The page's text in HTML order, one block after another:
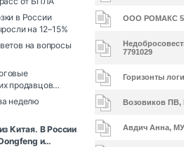
ООО РОМАКС
7791029
Горизонты
Возовиков ПВ,
Авдич Анна,